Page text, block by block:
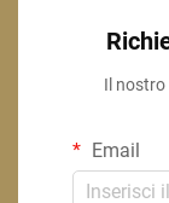
Il
Email